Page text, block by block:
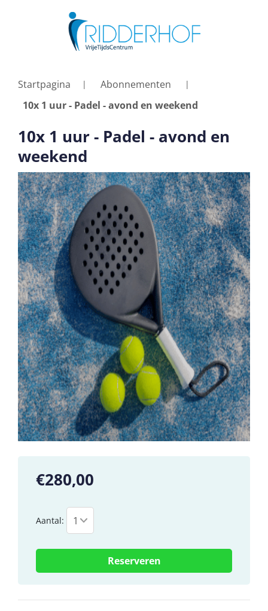
Startpagina
Abonnementen
10x 1 uur - Padel - avond en weekend
10x 1 uur - Padel - avond en
weekend
€280,00
Aantal: